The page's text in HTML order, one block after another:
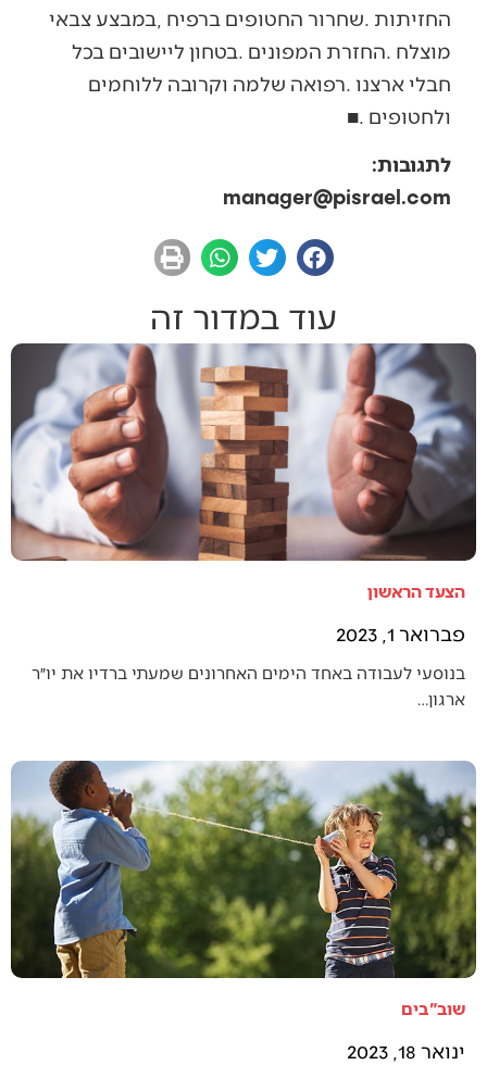
‬מוצלח‭. ‬החזרת‭ ‬המפונים‭. ‬בטחון‭ ‬ליישובים‭ ‬בכל‭
‬ולחטופים‭. ‬ ■
לתגובות‭:‬‭ ‬
manager@pisrael.com
עוד במדור זה
הצעד הראשון
פברואר 1, 2023
בנוסעי לעבודה באחד הימים האחרונים שמעתי ברדיו את יו״ר
ארגון…
שוב"בים
ינואר 18, 2023